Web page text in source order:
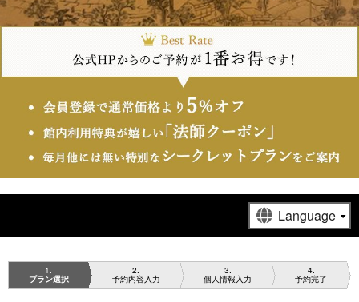
1
プラン選択
2
予約内容入力
3
個人情報入力
4
予約完了